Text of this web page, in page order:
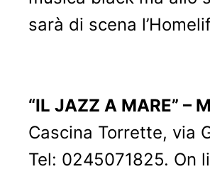
sarà di scena
“IL JAZZ A MARE” –
Cascina Torrette, via
Tel: 0245071825. On